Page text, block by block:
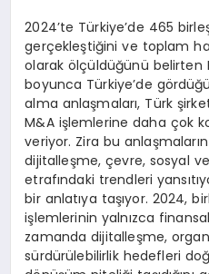
2024’te Türkiye’de 465
gerçekleştiğini ve toplam
olarak ölçüldüğünü belirten
boyunca Türkiye’de
alma anlaşmaları, Türk
M&A işlemlerine daha çok
veriyor. Zira bu
dijitalleşme, çevre, sosyal
etrafındaki trendleri
bir anlatıya taşıyor. 2024,
işlemlerinin yalnızca
zamanda dijitalleşme,
sürdürülebilirlik hedefleri